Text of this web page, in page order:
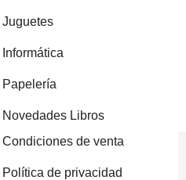
Juguetes
Informática
Papelería
Novedades Libros
Condiciones de venta
Política de privacidad